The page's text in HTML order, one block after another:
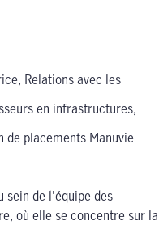
Relations avec les
en infrastructures,
de placements Manuvie
sein de l'équipe des
où elle se concentre sur la